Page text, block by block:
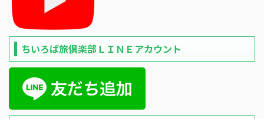
ちいろば旅倶楽部ＬＩＮＥアカウント